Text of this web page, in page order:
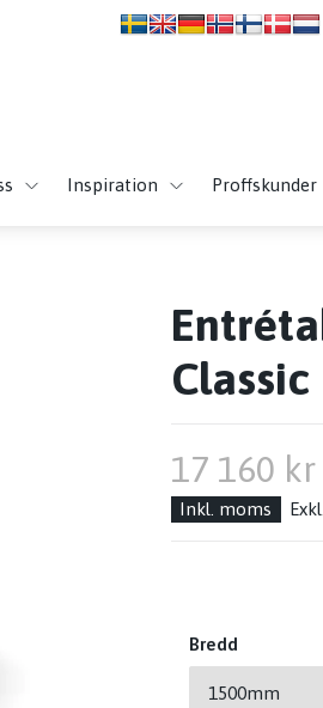
Inspiration Proffskunder
Classic
17 160 kr
Inkl. moms
Bredd